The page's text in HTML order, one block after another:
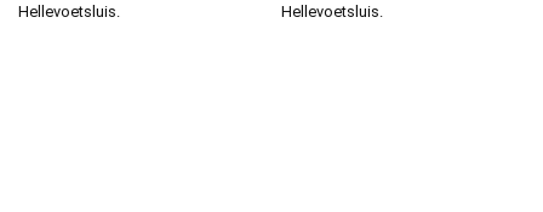
Hellevoetsluis.
Hellevoetsluis.